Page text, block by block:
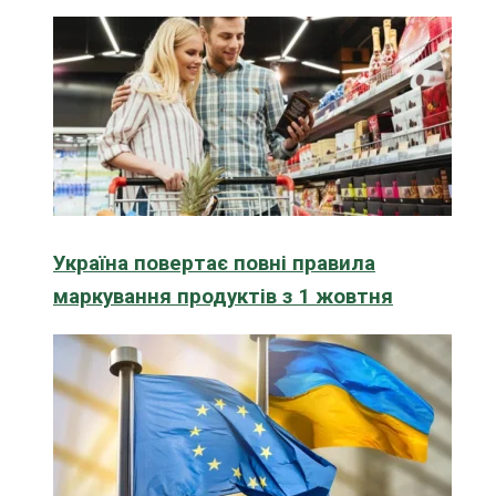
Україна повертає повні правила
маркування продуктів з 1 жовтня